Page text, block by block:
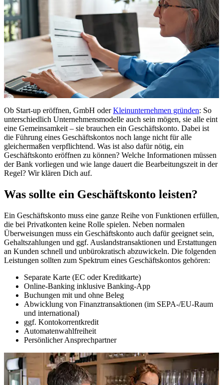
Ob Start-up eröffnen, GmbH oderKleinunternehmen gründen: So
unterschiedlich Unternehmensmodelle auch sein mögen, sie alle eint
eine Gemeinsamkeit – sie brauchen ein Geschäftskonto. Dabei ist
die Führung eines Geschäftskontos noch lange nicht für alle
gleichermaßen verpflichtend. Was ist also dafür nötig, ein
Geschäftskonto eröffnen zu können? Welche Informationen müssen
der Bank vorliegen und wie lange dauert die Bearbeitungszeit in der
Regel? Wir klären Dich auf.
Was sollte ein Geschäftskonto leisten?
Ein Geschäftskonto muss eine ganze Reihe von Funktionen erfüllen,
die bei Privatkonten keine Rolle spielen. Neben normalen
Überweisungen muss ein Geschäftskonto auch dafür geeignet sein,
Gehaltszahlungen und ggf. Auslandstransaktionen und Erstattungen
an Kunden schnell und unbürokratisch abzuwickeln. Die folgenden
Leistungen sollten zum Spektrum eines Geschäftskontos gehören:
Separate Karte (EC oder Kreditkarte)
Online-Banking inklusive Banking-App
Buchungen mit und ohne Beleg
Abwicklung von Finanztransaktionen (im SEPA-/EU-Raum
und international)
ggf. Kontokorrentkredit
Automatenwahlfreiheit
Persönlicher Ansprechpartner